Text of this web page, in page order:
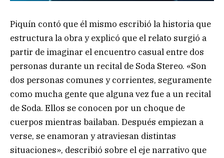
Piquín contó que él mismo escribió la historia que
estructura la obra y explicó que el relato surgió a
partir de imaginar el encuentro casual entre dos
personas durante un recital de Soda Stereo. «Son
dos personas comunes y corrientes, seguramente
como mucha gente que alguna vez fue a un recital
de Soda. Ellos se conocen por un choque de
cuerpos mientras bailaban. Después empiezan a
verse, se enamoran y atraviesan distintas
situaciones», describió sobre el eje narrativo que